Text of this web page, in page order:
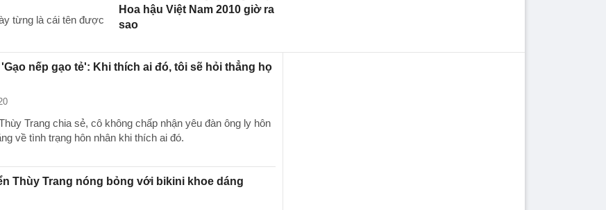
từng là cái tên được
Hoa hậu Việt Nam 2010 giờ ra
sao
nếp gạo tẻ': Khi thích ai đó, tôi sẽ hỏi thẳng họ
Trang chia sẻ, cô không chấp nhận yêu đàn ông ly hôn
về tình trạng hôn nhân khi thích ai đó.
Thùy Trang nóng bỏng với bikini khoe dáng